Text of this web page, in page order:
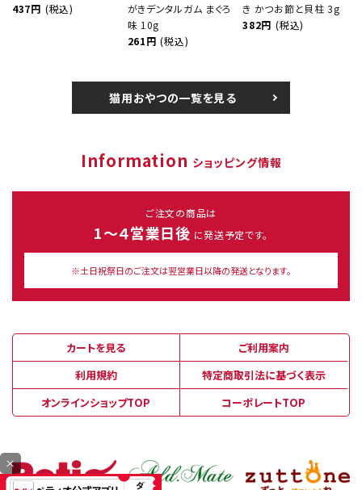
437円 (税込)
がきデンタルガム まぐろ
味 10g
261円 (税込)
き かつお節と貝柱 3g
382円 (税込)
猫用おやつの一覧を見る
Information ショッピング情報
ご注文の商品は
1～４営業日後 に発送予定です。
※土日祝祭日のご注文は翌営業日以降の発送となります。
カートを見る
ご利用案内
利用規約
特定商取引法に基づく表示
オンラインショップTOP
コーポレートTOP
×